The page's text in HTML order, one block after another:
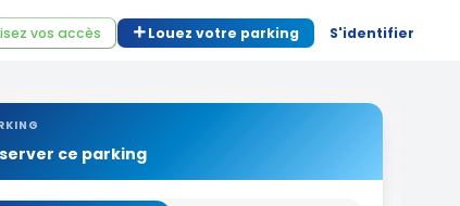
vos accès Louez votre parking S'identifier
ce parking